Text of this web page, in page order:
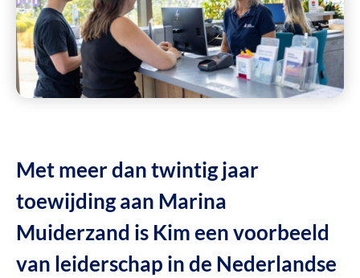
Met meer dan twintig jaar
toewijding aan Marina
Muiderzand is Kim een voorbeeld
van leiderschap in de Nederlandse